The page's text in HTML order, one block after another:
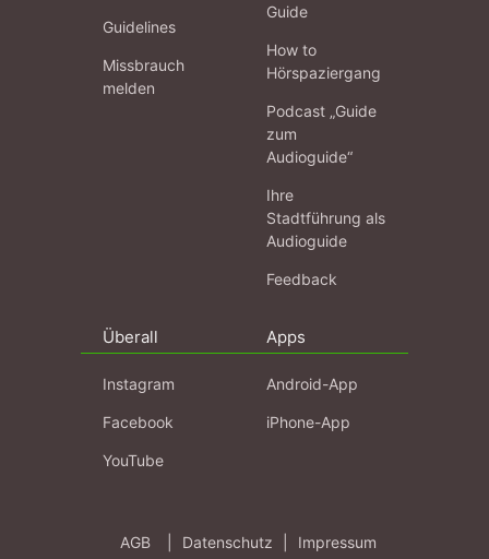
Guidelines
Missbrauch
melden
Guide
How to
Hörspaziergang
Podcast „Guide
zum
Audioguide“
Ihre
Stadtführung als
Audioguide
Feedback
Überall
Instagram
Facebook
YouTube
Apps
Android-App
iPhone-App
AGB Datenschutz Impressum